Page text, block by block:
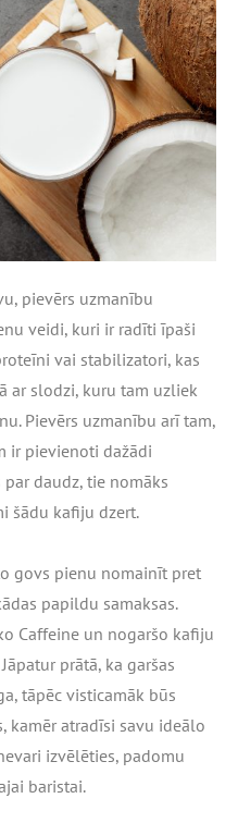
pievērs uzmanību
veidi, kuri ir radīti īpaši
vai stabilizatori, kas
ar slodzi, kuru tam uzliek
Pievērs uzmanību arī tam,
ir pievienoti dažādi
daudz, tie nomāks
šādu kafiju dzert.
govs pienu nomainīt pret
papildu samaksas.
Caffeine un nogaršo kafiju
prātā, ka garšas
tāpēc visticamāk būs
kamēr atradīsi savu ideālo
izvēlēties, padomu
baristai.